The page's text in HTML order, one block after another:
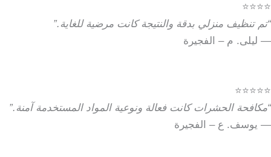
⭐⭐⭐⭐
“تم تنظيف منزلي بدقة والنتيجة كانت مرضية للغاية.”
— ليلى. م – الفجيرة
⭐⭐⭐⭐⭐
“مكافحة الحشرات كانت فعالة ونوعية المواد المستخدمة آمنة.”
— يوسف. ع – الفجيرة